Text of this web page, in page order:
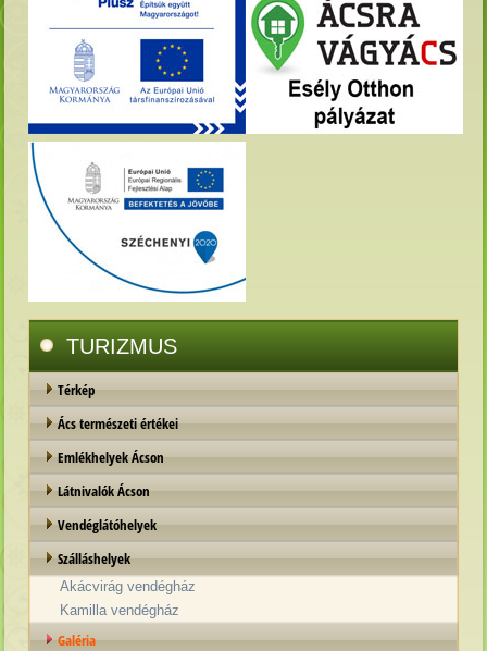
TURIZMUS
Térkép
Ács természeti értékei
Emlékhelyek Ácson
Látnivalók Ácson
Vendéglátóhelyek
Szálláshelyek
Akácvirág vendégház
Kamilla vendégház
Galéria